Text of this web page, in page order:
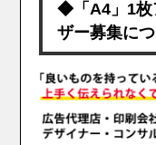
◆「A4」1枚
ザー募集に